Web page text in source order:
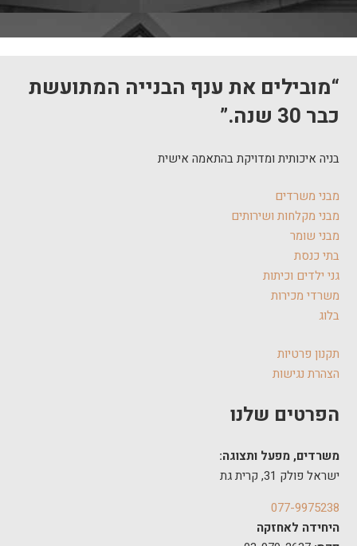
“מובילים את ענף הבנייה המתועשת
כבר 30 שנה.”
בניה איכותית ומדויקת בהתאמה אישית
מבני משרדים
מבני מקלחות ושירותים
מבני שומר
בתי כנסת
גני ילדים וכיתות
משרדי מכירות
בלוג
תקנון פרטיות
הצהרת נגישות
הפרטים שלנו
משרדים, מפעל ותצוגה:
ישראל פולק 31, קרית גת
077-9975238
היחידה לאחזקה